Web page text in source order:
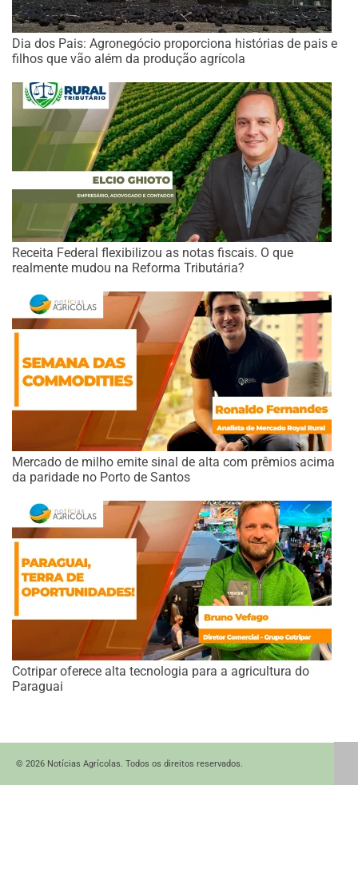
Dia dos Pais: Agronegócio proporciona histórias de pais e
filhos que vão além da produção agrícola
Receita Federal flexibilizou as notas fiscais. O que
realmente mudou na Reforma Tributária?
Mercado de milho emite sinal de alta com prêmios acima
da paridade no Porto de Santos
Cotripar oferece alta tecnologia para a agricultura do
Paraguai
© 2026 Notícias Agrícolas. Todos os direitos reservados.